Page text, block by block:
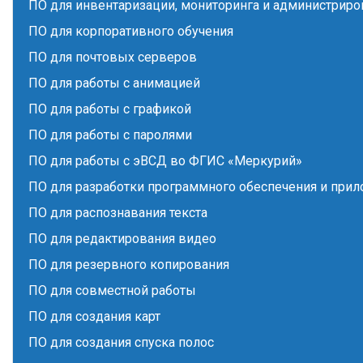
ПО для инвентаризации, мониторинга и
ПО для корпоративного обучения
ПО для почтовых серверов
ПО для работы с анимацией
ПО для работы с графикой
ПО для работы с паролями
ПО для работы с эВСД во ФГИС «Меркурий»
ПО для разработки программного обеспечения и
ПО для распознавания текста
ПО для редактирования видео
ПО для резервного копирования
ПО для совместной работы
ПО для создания карт
ПО для создания спуска полос